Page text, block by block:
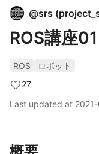
@srs (
ROS講座
ROS
ロボット
27
Last updated at